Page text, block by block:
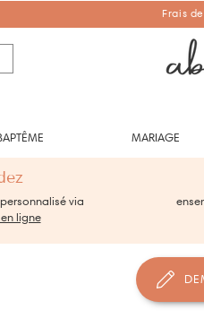
Frais
Abracadabra
MARIAGE
via
ligne